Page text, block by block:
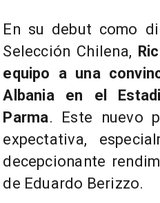
​En su debut como
Selección Chilena,
equipo a una
Albania en el
Parma. Este nuevo
expectativa,
decepcionante
de Eduardo Berizzo.